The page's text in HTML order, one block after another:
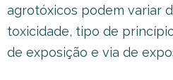
agrotóxicos podem variar
toxicidade, tipo de
de exposição e via de